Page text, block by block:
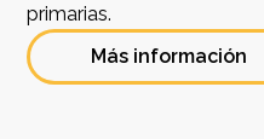
primarias.
Más información